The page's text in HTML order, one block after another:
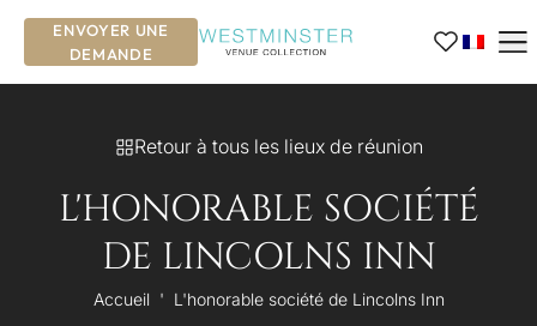
ENVOYER UNE
DEMANDE
Retour à tous les lieux de réunion
L'HONORABLE SOCIÉTÉ
DE LINCOLNS INN
Accueil ' L'honorable société de Lincolns Inn